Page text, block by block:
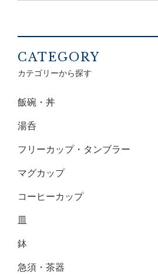
CATEGORY
カテゴリーから探す
飯碗・丼
湯呑
フリーカップ・タンブラー
マグカップ
コーヒーカップ
皿
鉢
急須・茶器